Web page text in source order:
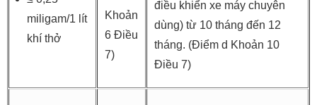
miligam/1 lít
khí thở
Khoản
6 Điều
7)
điều khiển xe máy chuyên
dùng) từ 10 tháng đến 12
tháng. (Điểm d Khoản 10
Điều 7)